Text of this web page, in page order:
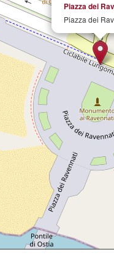
Piazza dei
Piazza dei